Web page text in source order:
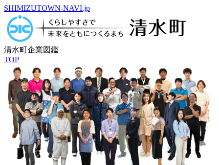
SHIMIZUTOWN-NAVI.jp
清水町企業図鑑
TOP